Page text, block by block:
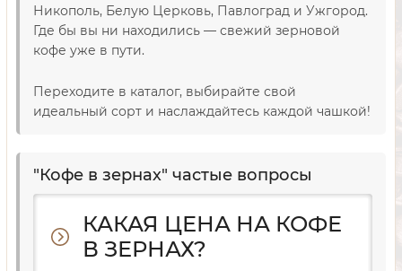
Никополь, Белую Церковь, Павлоград и Ужгород.
Где бы вы ни находились — свежий зерновой
кофе уже в пути.
Переходите в каталог, выбирайте свой
идеальный сорт и наслаждайтесь каждой чашкой!
"Кофе в зернах" частые вопросы
КАКАЯ ЦЕНА НА КОФЕ
В ЗЕРНАХ?